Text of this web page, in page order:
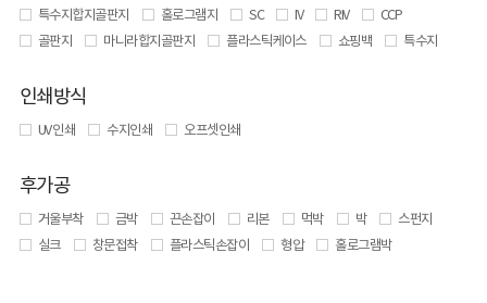
특수지합지골판지
홀로그램지 SC IV RIV
CCP
골판지
마니라합지골판지 플라스틱케이스 쇼핑백 특수지
인쇄방식
UV 인쇄 수지인쇄 오프셋인쇄
후가공
거울부착 금박 끈손잡이 리본 먹박 박
스펀지
실크
창문접착 플라스틱손잡이 형압 홀로그램박